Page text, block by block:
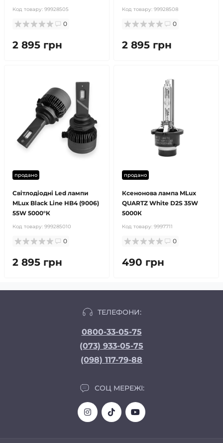
Код товару: 99928505
0
2 895 грн
Код товару: 99928508
0
2 895 грн
продано
Світлодіодні Led лампи
MLux Black Line HB4 (9006)
55W 5000°К
Код товару: 999285010
0
2 895 грн
продано
Ксенонова лампа MLux
QUARTZ White D2S 35W
5000К
Код товару: 9997711
0
490 грн
ТЕЛЕФОНИ:
0800-33-05-75
(073) 933-05-75
(098) 117-79-88
СОЦ МЕРЕЖІ: